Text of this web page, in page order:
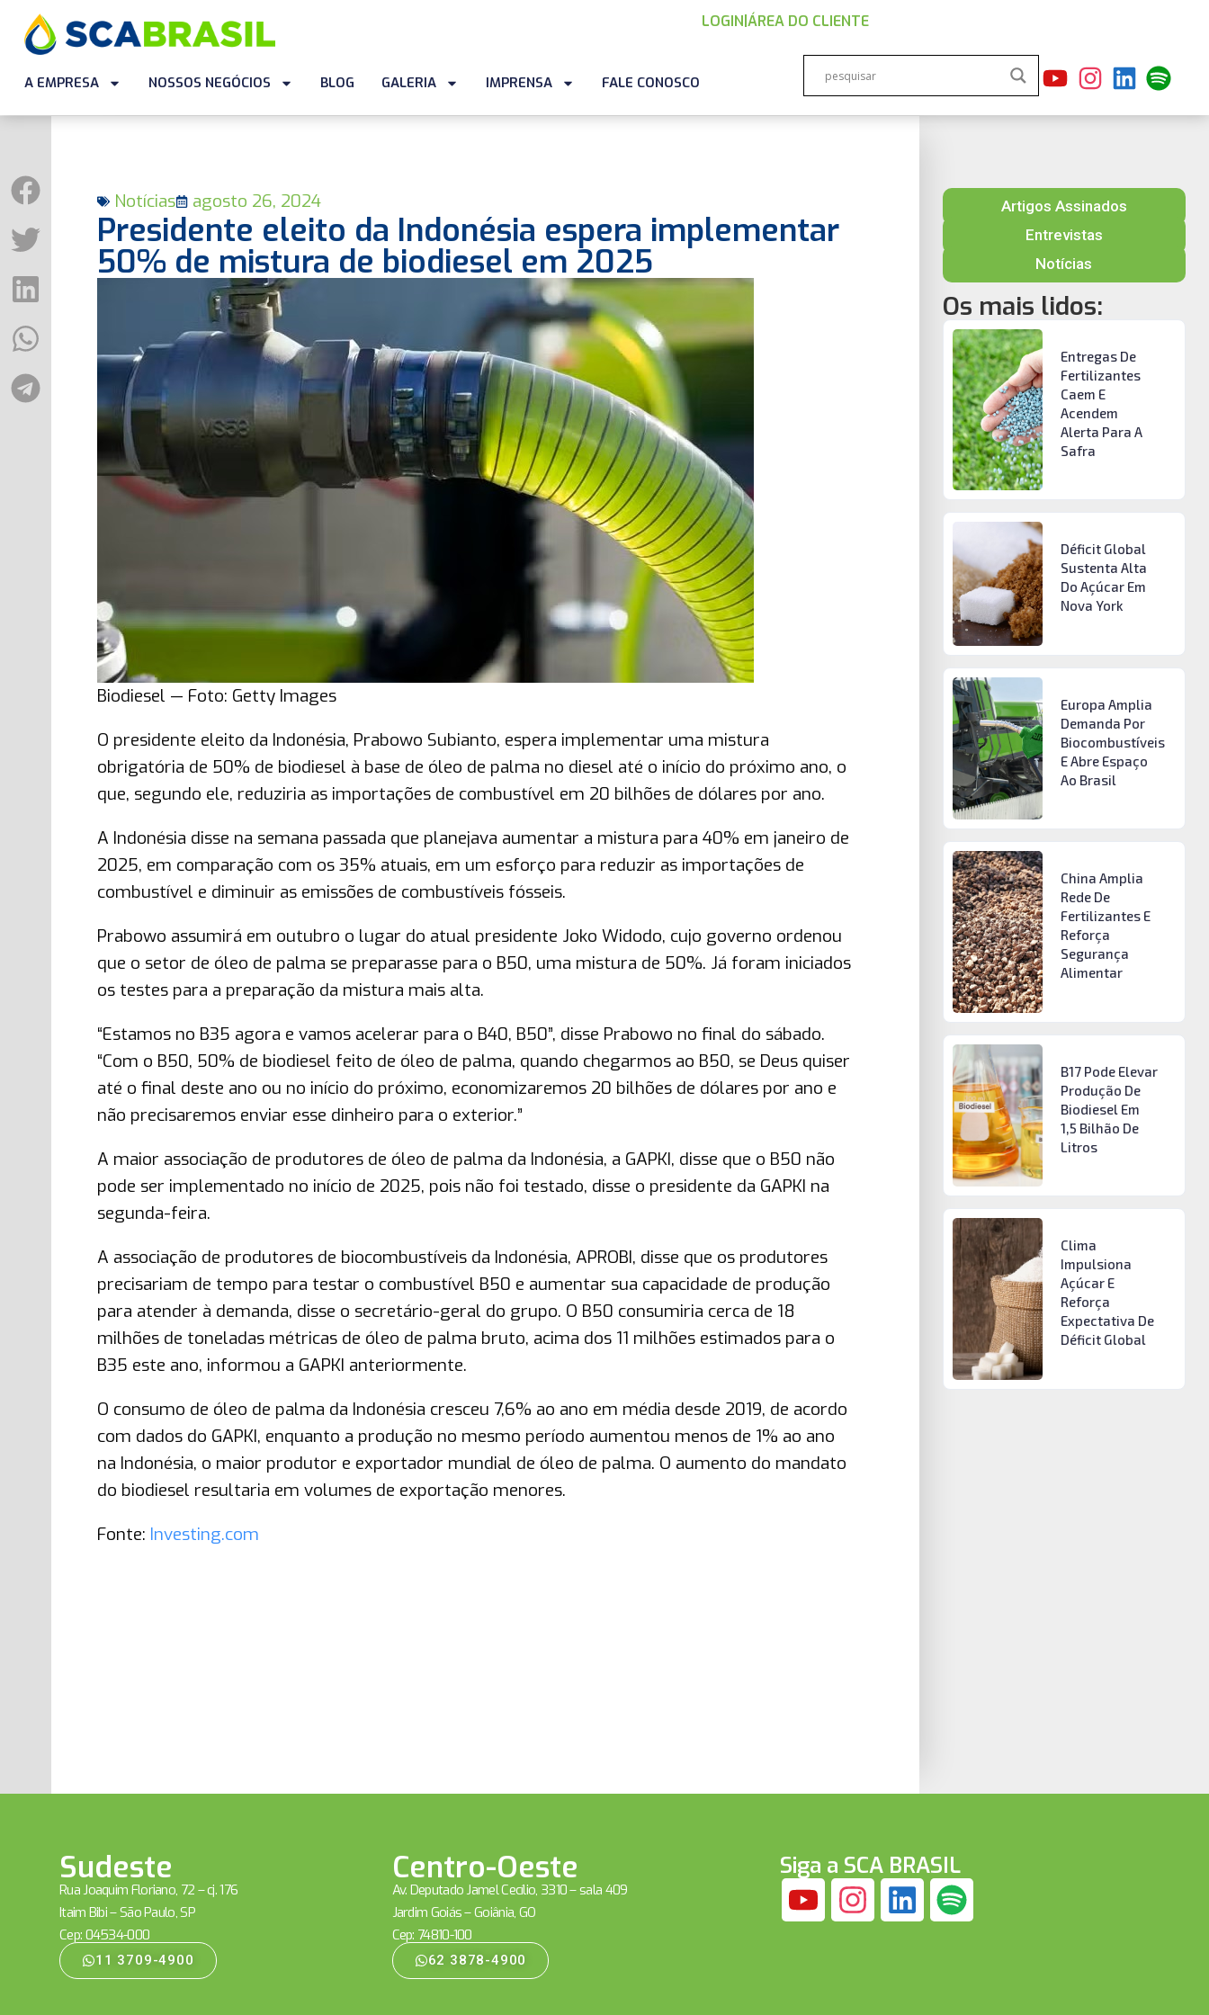
LOGIN |ÁREA DO CLIENTE
A EMPRESA NOSSOS NEGÓCIOS BLOG GALERIA IMPRENSA FALE CONOSCO
Notícias agosto 26, 2024
Presidente eleito da Indonésia espera implementar
50% de mistura de biodiesel em 2025
Biodiesel — Foto: Getty Images
O presidente eleito da Indonésia, Prabowo Subianto, espera implementar uma mistura
obrigatória de 50% de biodiesel à base de óleo de palma no diesel até o início do próximo ano, o
que, segundo ele, reduziria as importações de combustível em 20 bilhões de dólares por ano.
A Indonésia disse na semana passada que planejava aumentar a mistura para 40% em janeiro de
2025, em comparação com os 35% atuais, em um esforço para reduzir as importações de
combustível e diminuir as emissões de combustíveis fósseis.
Prabowo assumirá em outubro o lugar do atual presidente Joko Widodo, cujo governo ordenou
que o setor de óleo de palma se preparasse para o B50, uma mistura de 50%. Já foram iniciados
os testes para a preparação da mistura mais alta.
“Estamos no B35 agora e vamos acelerar para o B40, B50”, disse Prabowo no final do sábado.
“Com o B50, 50% de biodiesel feito de óleo de palma, quando chegarmos ao B50, se Deus quiser
até o final deste ano ou no início do próximo, economizaremos 20 bilhões de dólares por ano e
não precisaremos enviar esse dinheiro para o exterior.”
A maior associação de produtores de óleo de palma da Indonésia, a GAPKI, disse que o B50 não
pode ser implementado no início de 2025, pois não foi testado, disse o presidente da GAPKI na
segunda-feira.
A associação de produtores de biocombustíveis da Indonésia, APROBI, disse que os produtores
precisariam de tempo para testar o combustível B50 e aumentar sua capacidade de produção
para atender à demanda, disse o secretário-geral do grupo. O B50 consumiria cerca de 18
milhões de toneladas métricas de óleo de palma bruto, acima dos 11 milhões estimados para o
B35 este ano, informou a GAPKI anteriormente.
O consumo de óleo de palma da Indonésia cresceu 7,6% ao ano em média desde 2019, de acordo
com dados do GAPKI, enquanto a produção no mesmo período aumentou menos de 1% ao ano
na Indonésia, o maior produtor e exportador mundial de óleo de palma. O aumento do mandato
do biodiesel resultaria em volumes de exportação menores.
Fonte: Investing.com
Artigos Assinados
Entrevistas
Notícias
Os mais lidos:
Entregas De
Fertilizantes
Caem E
Acendem
Alerta Para A
Safra
Déficit Global
Sustenta Alta
Do Açúcar Em
Nova York
Europa Amplia
Demanda Por
Biocombustíveis
E Abre Espaço
Ao Brasil
China Amplia
Rede De
Fertilizantes E
Reforça
Segurança
Alimentar
B17 Pode Elevar
Produção De
Biodiesel Em
1,5 Bilhão De
Litros
Clima
Impulsiona
Açúcar E
Reforça
Expectativa De
Déficit Global
Sudeste
Rua Joaquim Floriano, 72 – cj. 176
Itaim Bibi – São Paulo, SP
Cep: 04534-000
11 3709-4900
Centro-Oeste
Av. Deputado Jamel Cecílio, 3310 – sala 409
Jardim Goiás – Goiânia, GO
Cep: 74810-100
62 3878-4900
Siga a SCA BRASIL